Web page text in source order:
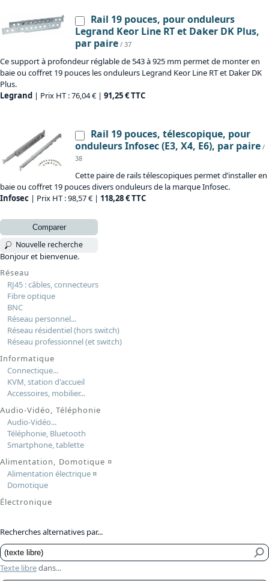
Rail 19 pouces, pour onduleurs
Legrand Keor Line RT et Daker DK Plus,
par paire / 37
Ce support à profondeur réglable de 543 à 925 mm permet de monter en
baie ou coffret 19 pouces les onduleurs Legrand Keor Line RT et Daker DK
Plus.
Legrand | Prix HT : 76,04 € | 91,25 € TTC
Rail 19 pouces, télescopique, pour
onduleurs Infosec (E3, X4, E6), par paire /
38
Cette paire de rails télescopiques permet d’installer en
baie ou coffret 19 pouces divers onduleurs de la marque Infosec.
Infosec | Prix HT : 98,57 € | 118,28 € TTC
Comparer
Nouvelle recherche
Bonjour et bienvenue.
Réseau
RJ45 : câbles, connecteurs
Fibre optique
BNC
Réseau personnel...
Réseau résidentiel (hors switch)
Réseau professionnel (et switch)
Informatique
Connectique...
KVM, station d'accueil
Accessoires, mobilier...
Audio-Vidéo, Téléphonie
Audio-Vidéo...
Téléphonie, Bluetooth
Smartphone, tablette
Alimentation, Domotique ¤
Alimentation électrique¤
Domotique
Électronique
Recherches alternatives par...
Texte libredans...